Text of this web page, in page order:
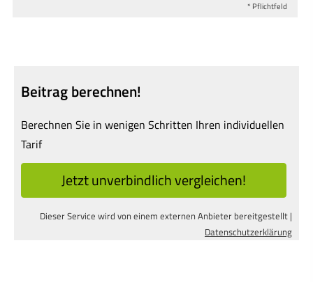
* Pflichtfeld
Beitrag berechnen!
Berechnen Sie in wenigen Schritten Ihren individuellen
Tarif
Jetzt unverbindlich ver­gleichen!
Dieser Service wird von einem externen Anbieter bereitgestellt |
Datenschutzerklärung